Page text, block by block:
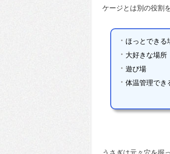
ケージとは別の役割
ほっとできる
大好きな場所
遊び場
体温管理でき